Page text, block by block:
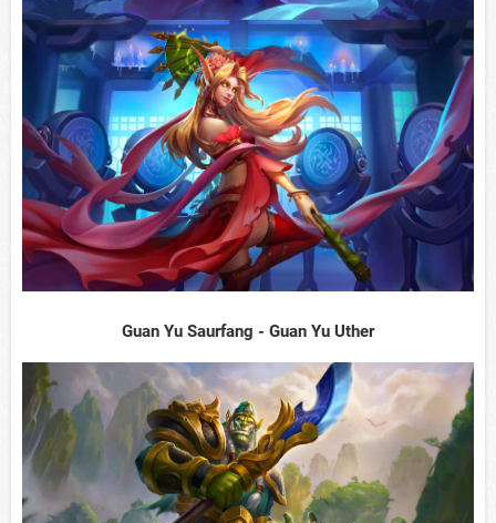
Guan Yu Saurfang - Guan Yu Uther